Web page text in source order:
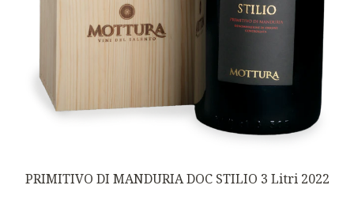
PRIMITIVO DI MANDURIA DOC STILIO 3 Litri 2022